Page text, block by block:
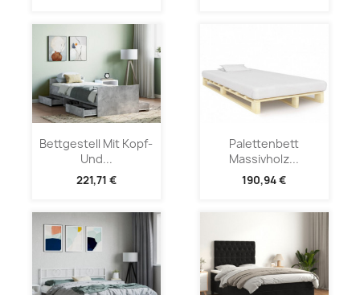
Bettgestell Mit Kopf-
Und...
221,71 €
Palettenbett
Massivholz...
190,94 €